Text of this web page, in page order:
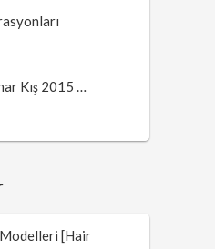
Kış 2015 …
Modelleri [Hair